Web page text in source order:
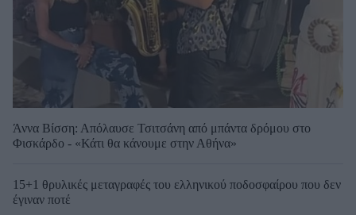
Άννα Βίσση: Απόλαυσε Τσιτσάνη από μπάντα δρόμου στο
Φισκάρδο - «Κάτι θα κάνουμε στην Αθήνα»
15+1 θρυλικές μεταγραφές του ελληνικού ποδοσφαίρου που δεν
έγιναν ποτέ